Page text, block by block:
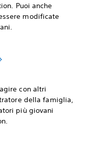
Puoi anche
modificate
con altri
della famiglia,
più giovani